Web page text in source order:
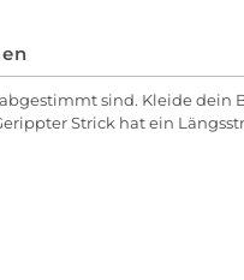
sind. Kleide dein
Strick hat ein